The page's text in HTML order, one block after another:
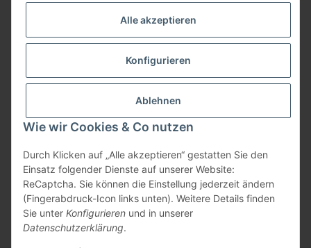
Alle akzeptieren
Konfigurieren
Ablehnen
Wie wir Cookies & Co nutzen
Durch Klicken auf „Alle akzeptieren“ gestatten Sie den
Einsatz folgender Dienste auf unserer Website:
ReCaptcha. Sie können die Einstellung jederzeit ändern
(Fingerabdruck-Icon links unten). Weitere Details finden
Sie unter Konfigurieren und in unserer
Datenschutzerklärung.
Vertrag widerrufen
* Alle Preise inkl. gesetzlicher USt., zzgl.Versand